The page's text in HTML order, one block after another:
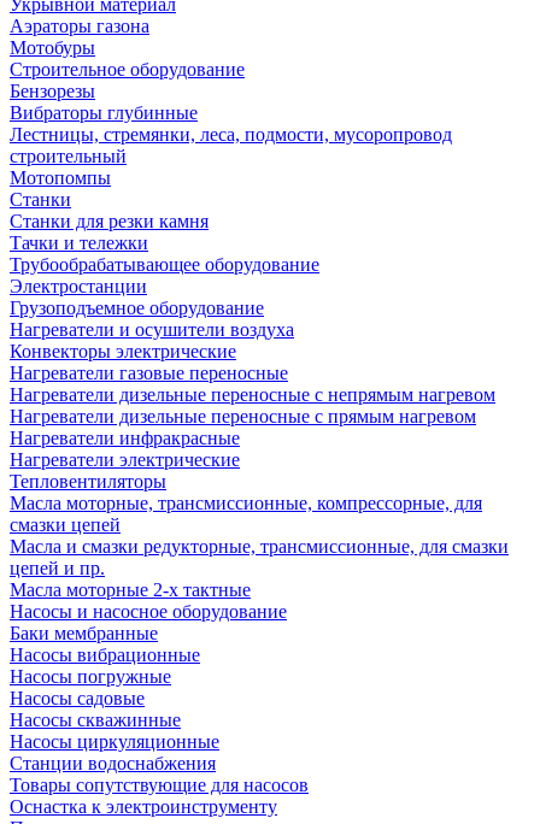
Укрывной материал
Аэраторы газона
Мотобуры
Строительное оборудование
Бензорезы
Вибраторы глубинные
Лестницы, стремянки, леса, подмости, мусоропровод
строительный
Мотопомпы
Станки
Станки для резки камня
Тачки и тележки
Трубообрабатывающее оборудование
Электростанции
Грузоподъемное оборудование
Нагреватели и осушители воздуха
Конвекторы электрические
Нагреватели газовые переносные
Нагреватели дизельные переносные с непрямым нагревом
Нагреватели дизельные переносные с прямым нагревом
Нагреватели инфракрасные
Нагреватели электрические
Тепловентиляторы
Масла моторные, трансмиссионные, компрессорные, для
смазки цепей
Масла и смазки редукторные, трансмиссионные, для смазки
цепей и пр.
Масла моторные 2-х тактные
Насосы и насосное оборудование
Баки мембранные
Насосы вибрационные
Насосы погружные
Насосы садовые
Насосы скважинные
Насосы циркуляционные
Станции водоснабжения
Товары сопутствующие для насосов
Оснастка к электроинструменту